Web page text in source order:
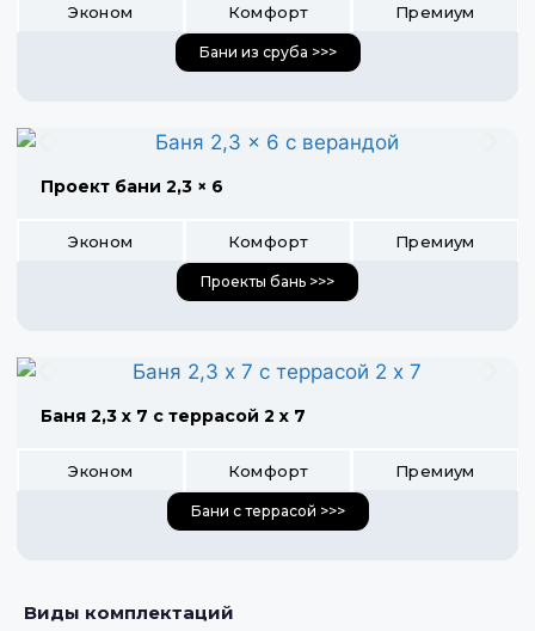
Эконом Комфорт Премиум
Бани из сруба >>>
Проект бани 2,3 × 6
Эконом Комфорт Премиум
Проекты бань >>>
Баня 2,3 х 7 с террасой 2 х 7
Эконом Комфорт Премиум
Бани с террасой >>>
Виды комплектаций